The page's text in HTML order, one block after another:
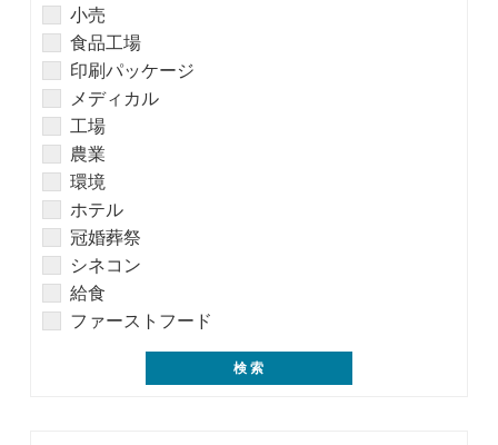
小売
食品工場
印刷パッケージ
メディカル
工場
農業
環境
ホテル
冠婚葬祭
シネコン
給食
ファーストフード